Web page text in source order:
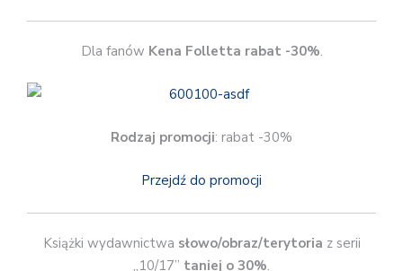
Dla fanów Kena Folletta rabat -30%.
Rodzaj promocji: rabat -30%
Przejdź do promocji
Książki wydawnictwa słowo/obraz/terytoria z serii
„10/17” taniej o 30%.